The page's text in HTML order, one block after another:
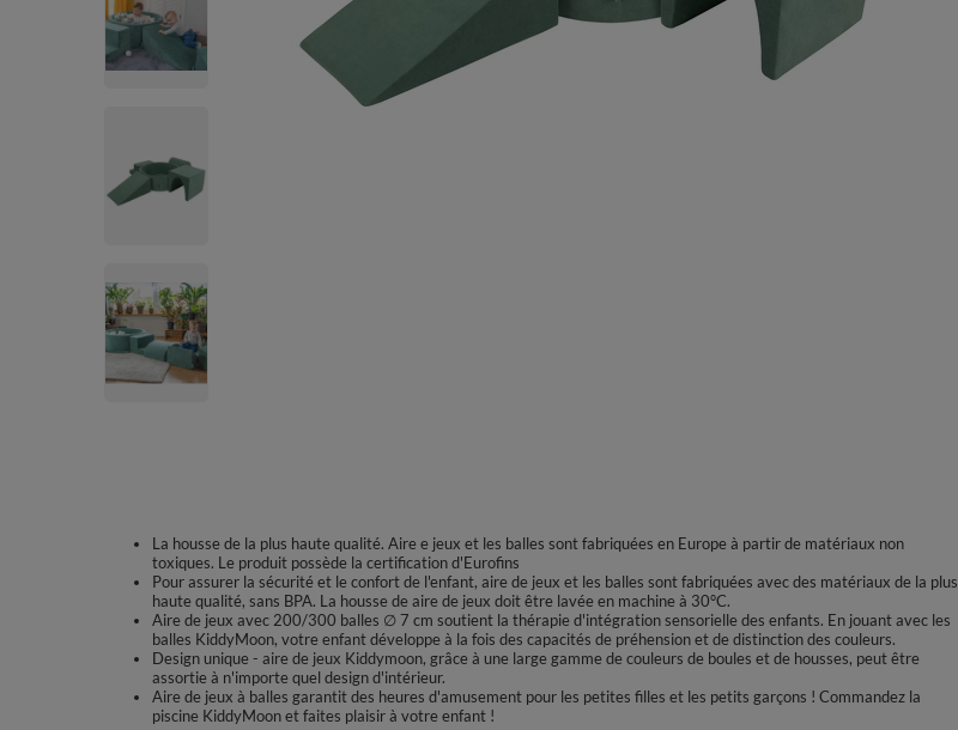
La housse de la plus haute qualité. Aire e jeux et les balles sont fabriquées en Europe à partir de matériaux non
toxiques. Le produit possède la certification d'Eurofins
Pour assurer la sécurité et le confort de l'enfant, aire de jeux et les balles sont fabriquées avec des matériaux de la plus
haute qualité, sans BPA. La housse de aire de jeux doit être lavée en machine à 30°C.
Aire de jeux avec 200/300 balles ∅ 7 cm soutient la thérapie d'intégration sensorielle des enfants. En jouant avec les
balles KiddyMoon, votre enfant développe à la fois des capacités de préhension et de distinction des couleurs.
Design unique - aire de jeux Kiddymoon, grâce à une large gamme de couleurs de boules et de housses, peut être
assortie à n'importe quel design d'intérieur.
Aire de jeux à balles garantit des heures d'amusement pour les petites filles et les petits garçons ! Commandez la
piscine KiddyMoon et faites plaisir à votre enfant !